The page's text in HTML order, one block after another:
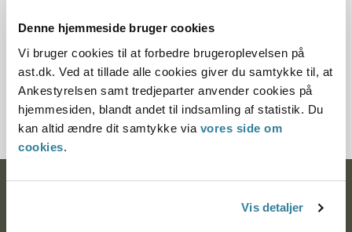
Denne hjemmeside bruger cookies
Vi bruger cookies til at forbedre brugeroplevelsen på
ast.dk. Ved at tillade alle cookies giver du samtykke til, at
Ankestyrelsen samt tredjeparter anvender cookies på
hjemmesiden, blandt andet til indsamling af statistik. Du
kan altid ændre dit samtykke via vores side om
cookies.
Vis detaljer
Paragraf
§ 20a § 71
Journalnummer J.nr.: 200625-99